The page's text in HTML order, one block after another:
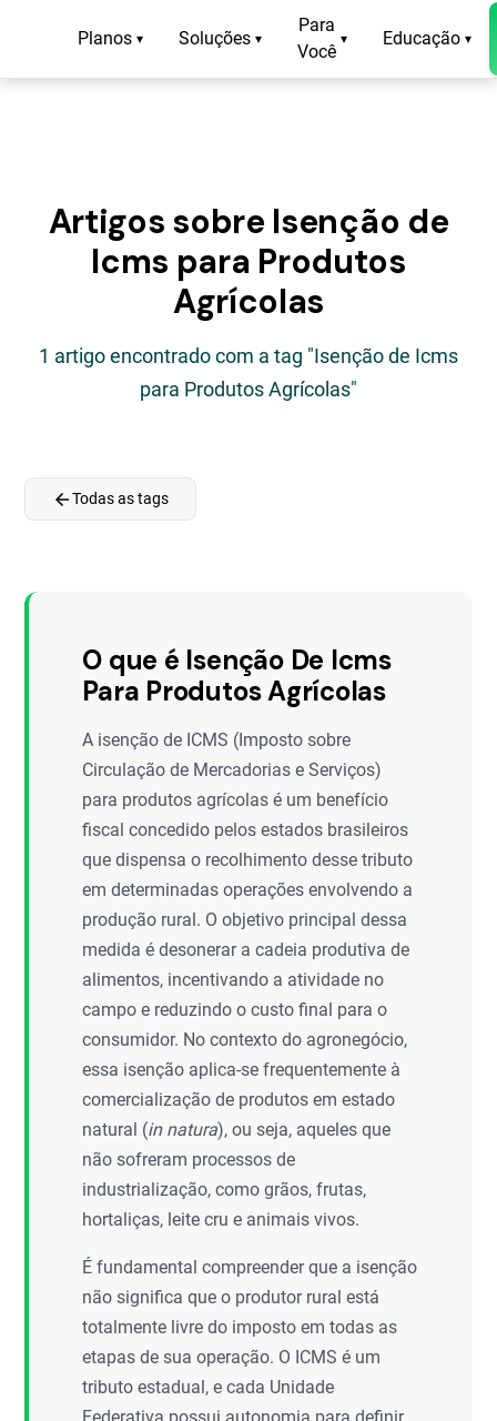
Planos ▾ Soluções ▾
Para
Você
▾ Educação ▾
Artigos sobre Isenção de
Icms para Produtos
Agrícolas
1 artigo encontrado com a tag "Isenção de Icms
para Produtos Agrícolas"
arrow_backTodas as tags
O que é Isenção De Icms
Para Produtos Agrícolas
A isenção de ICMS (Imposto sobre
Circulação de Mercadorias e Serviços)
para produtos agrícolas é um benefício
fiscal concedido pelos estados brasileiros
que dispensa o recolhimento desse tributo
em determinadas operações envolvendo a
produção rural. O objetivo principal dessa
medida é desonerar a cadeia produtiva de
alimentos, incentivando a atividade no
campo e reduzindo o custo final para o
consumidor. No contexto do agronegócio,
essa isenção aplica-se frequentemente à
comercialização de produtos em estado
natural (in natura), ou seja, aqueles que
não sofreram processos de
industrialização, como grãos, frutas,
hortaliças, leite cru e animais vivos.
É fundamental compreender que a isenção
não significa que o produtor rural está
totalmente livre do imposto em todas as
etapas de sua operação. O ICMS é um
tributo estadual, e cada Unidade